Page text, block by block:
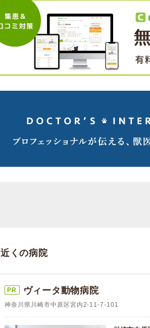
近くの病院
PR ヴィータ動物病院
神奈川県川崎市中原区宮内2-11-7-101